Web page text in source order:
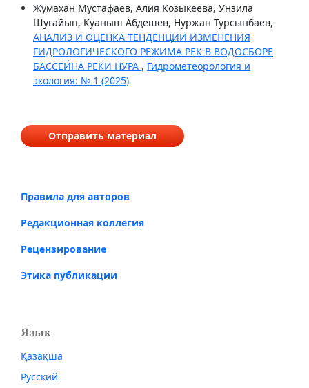
Жумахан Мустафаев, Алия Козыкеева, Унзила
Шугайып, Куаныш Абдешев, Нуржан Турсынбаев,
АНАЛИЗ И ОЦЕНКА ТЕНДЕНЦИИ ИЗМЕНЕНИЯ
ГИДРОЛОГИЧЕСКОГО РЕЖИМА РЕК В ВОДОСБОРЕ
БАССЕЙНА РЕКИ НУРА , Гидрометеорология и
экология: № 1 (2025)
Отправить материал
Правила для авторов
Редакционная коллегия
Рецензирование
Этика публикации
Язык
Қазақша
Русский